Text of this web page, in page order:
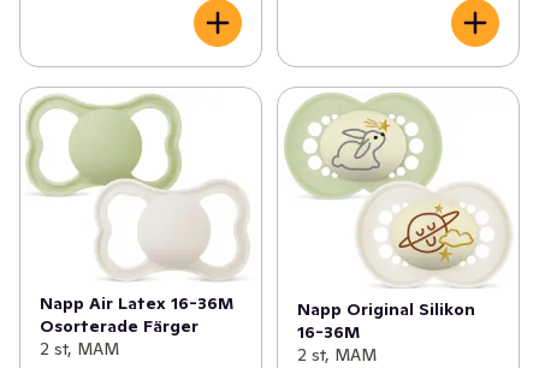
Napp Air Latex 16-36M
Osorterade Färger
2 st, MAM
Napp Original Silikon
16-36M
2 st, MAM